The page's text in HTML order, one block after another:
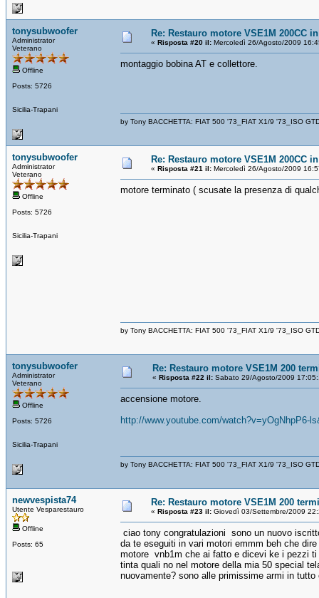
tonysubwoofer
Administrator
Veterano
Offline
Posts: 5726
Sicilia-Trapani
Re: Restauro motore VSE1M 200CC
« Risposta #20 il: Mercoledì 26/Agosto/2009
montaggio bobina AT e collettore.
by Tony BACCHETTA: FIAT 500 '73_FIAT X1/9 '73_ISO
tonysubwoofer
Administrator
Veterano
Offline
Posts: 5726
Sicilia-Trapani
Re: Restauro motore VSE1M 200CC
« Risposta #21 il: Mercoledì 26/Agosto/2009
motore terminato ( scusate la presenza di
by Tony BACCHETTA: FIAT 500 '73_FIAT X1/9 '73_ISO
tonysubwoofer
Administrator
Veterano
Offline
Posts: 5726
Sicilia-Trapani
Re: Restauro motore VSE1M 200
« Risposta #22 il: Sabato 29/Agosto/2009
accensione motore.
http://www.youtube.com/watch?v=yOgNhpP6-
by Tony BACCHETTA: FIAT 500 '73_FIAT X1/9 '73_ISO
newvespista74
Utente Vesparestauro
Offline
Posts: 65
Re: Restauro motore VSE1M 200
« Risposta #23 il: Giovedì 03/Settembre/2009
ciao tony congratulazioni sono un nuovo
da te eseguiti in vari motori emmm beh che
motore vnb1m che ai fatto e dicevi ke i pezzi
tinta quali no nel motore della mia 50 special
nuovamente? sono alle primissime armi in